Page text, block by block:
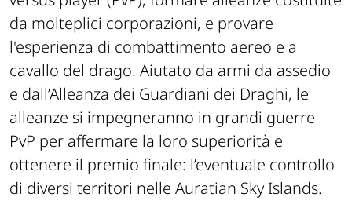
da molteplici corporazioni, e provare
l'esperienza di combattimento aereo e a
cavallo del drago. Aiutato da armi da assedio
e dall’Alleanza dei Guardiani dei Draghi, le
alleanze si impegneranno in grandi guerre
PvP per affermare la loro superiorità e
ottenere il premio finale: l’eventuale controllo
di diversi territori nelle Auratian Sky Islands.